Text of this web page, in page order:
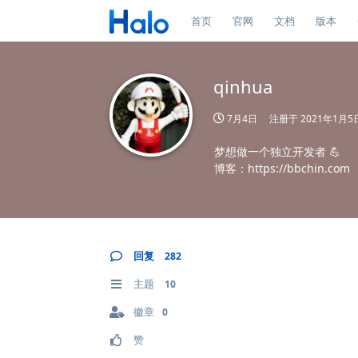
首页 官网 文档 版本
qinhua
7月4日 注册于2021年1月5
梦想做一个独立开发者 💪
博客：https://bbchin.com
回复 282
主题 10
徽章 0
赞